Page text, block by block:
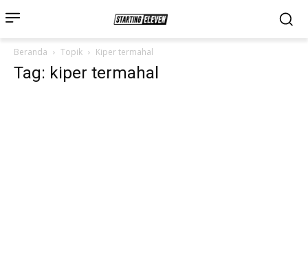
Beranda Topik Kiper termahal
Tag: kiper termahal